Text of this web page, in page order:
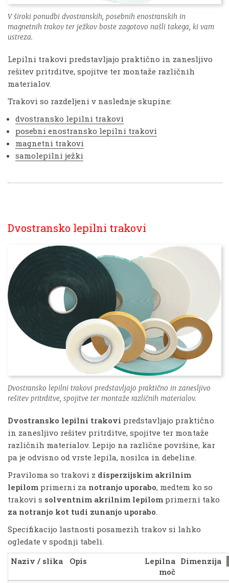
V široki ponudbi dvostranskih, posebnih enostranskih in
magnetnih trakov ter ježkov boste zagotovo našli takega, ki vam
ustreza.
Lepilni trakovi predstavljajo praktično in zanesljivo
rešitev pritrditve, spojitve ter montaže različnih
materialov.
Trakovi so razdeljeni v naslednje skupine:
dvostransko lepilni trakovi
posebni enostransko lepilni trakovi
magnetni trakovi
samolepilni ježki
Dvostransko lepilni trakovi
Dvostransko lepilni trakovi predstavljajo praktično in zanesljivo
rešitev pritrditve, spojitve ter montaže različnih materialov.
Dvostransko lepilni trakovi predstavljajo praktično
in zanesljivo rešitev pritrditve, spojitve ter montaže
različnih materialov. Lepijo na različne površine, kar
pa je odvisno od vrste lepila, nosilca in debeline.
Praviloma so trakovi z disperzijskim akrilnim
lepilom primerni za notranjo uporabo, medtem ko so
trakovi s solventnim akrilnim lepilom primerni tako
za notranjo kot tudi zunanjo uporabo.
Specifikacijo lastnosti posamezih trakov si lahko
ogledate v spodnji tabeli.
Naziv / slika
Opis
Lepilna
moč
Dimenzija